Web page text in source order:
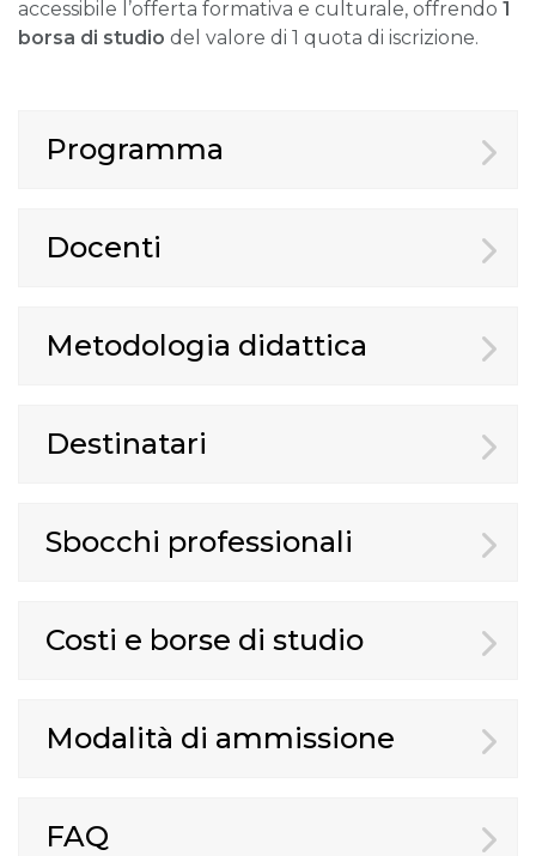
accessibile l’offerta formativa e culturale, offrendo 1
borsa di studio del valore di 1 quota di iscrizione.
Programma
Docenti
Metodologia didattica
Destinatari
Sbocchi professionali
Costi e borse di studio
Modalità di ammissione
FAQ